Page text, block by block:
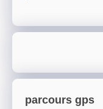
parcours gps